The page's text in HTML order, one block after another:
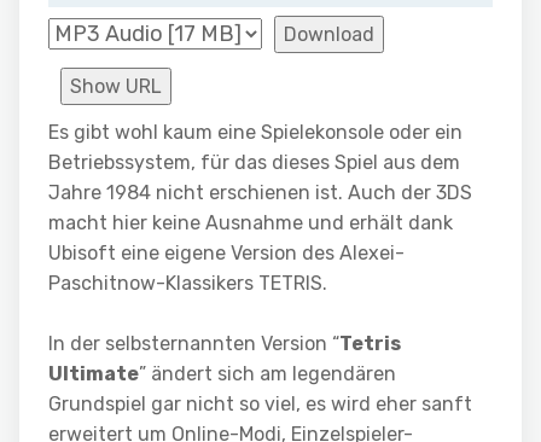
Download
Show URL
Es gibt wohl kaum eine Spielekonsole oder ein
Betriebssystem, für das dieses Spiel aus dem
Jahre 1984 nicht erschienen ist. Auch der 3DS
macht hier keine Ausnahme und erhält dank
Ubisoft eine eigene Version des Alexei-
Paschitnow-Klassikers TETRIS.
In der selbsternannten Version “Tetris
Ultimate” ändert sich am legendären
Grundspiel gar nicht so viel, es wird eher sanft
erweitert um Online-Modi, Einzelspieler-